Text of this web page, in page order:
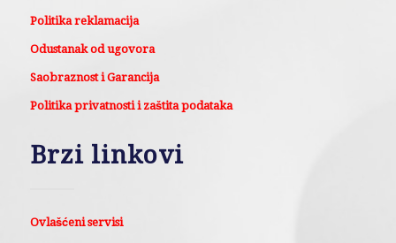
Politika reklamacija
Odustanak od ugovora
Saobraznost i Garancija
Politika privatnosti i zaštita podataka
Brzi linkovi
Ovlašćeni servisi